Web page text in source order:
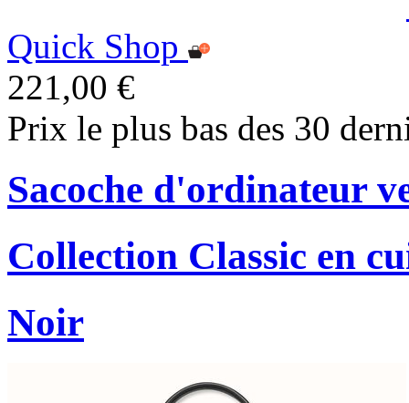
Quick Shop
221,00 €
Prix le plus bas des 30
Sacoche d'ordinateur
Collection Classic en
Noir